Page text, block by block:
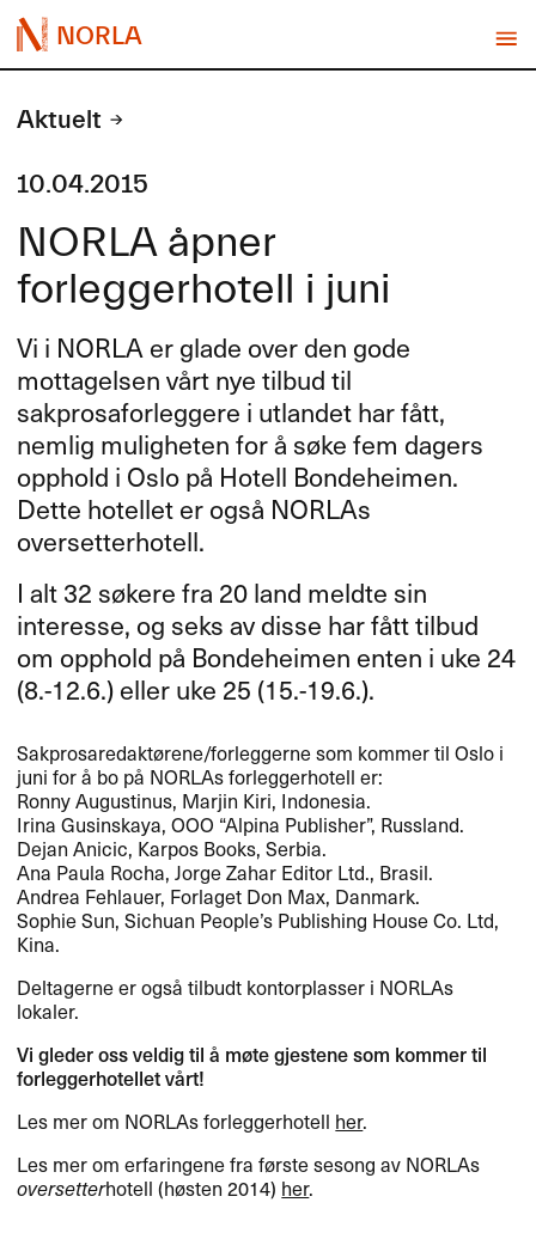
NORLA
Aktuelt
10.04.2015
NORLA åpner
forleggerhotell i juni
Vi i NORLAer glade over den gode
mottagelsen vårt nye tilbud til
sakprosaforleggere i utlandet har fått,
nemlig muligheten for å søke fem dagers
opphold i Oslo på Hotell Bondeheimen.
Dette hotellet er også NORLAs
oversetterhotell.
I alt 32 søkere fra 20 land meldte sin
interesse, og seks av disse har fått tilbud
om opphold på Bondeheimen enten i uke 24
(8.-12.6.) eller uke 25 (15.-19.6.).
Sakprosaredaktørene/forleggerne som kommer til Oslo i
juni for å bo på NORLAs forleggerhotell er:
Ronny Augustinus, Marjin Kiri, Indonesia.
Irina Gusinskaya,OOO “Alpina Publisher”, Russland.
Dejan Anicic, Karpos Books, Serbia.
Ana Paula Rocha, Jorge Zahar Editor Ltd., Brasil.
Andrea Fehlauer, Forlaget Don Max, Danmark.
Sophie Sun, Sichuan People’s Publishing House Co. Ltd,
Kina.
Deltagerne er også tilbudt kontorplasser i NORLAs
lokaler.
Vi gleder oss veldig til å møte gjestene som kommer til
forleggerhotellet vårt!
Les mer om NORLAs forleggerhotell her.
Les mer om erfaringene fra første sesong av NORLAs
oversetterhotell (høsten 2014) her.